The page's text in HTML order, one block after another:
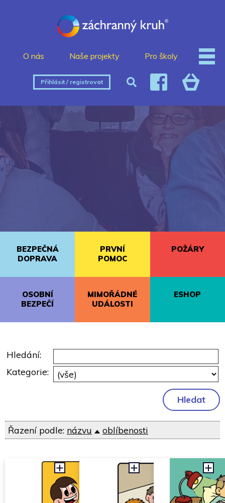
O nás Naše projekty Pro školy
Přihlásit / registrovat
BEZPEČNÁ
DOPRAVA
PRVNÍ
POMOC
POŽÁRY
OSOBNÍ
BEZPEČÍ
MIMOŘÁDNÉ
UDÁLOSTI
ESHOP
Hledání:
Kategorie:
Řazení podle: názvu oblíbenosti